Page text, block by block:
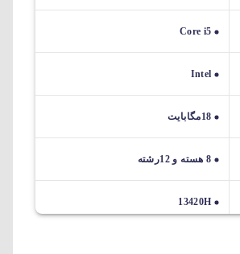
Core i5
Intel
18مگابایت
8 هسته و 12رشته
13420H